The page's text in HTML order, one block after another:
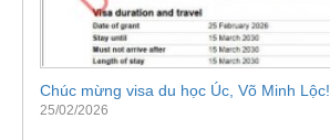
Chúc mừng visa du học Úc, Võ Minh Lộc!
25/02/2026